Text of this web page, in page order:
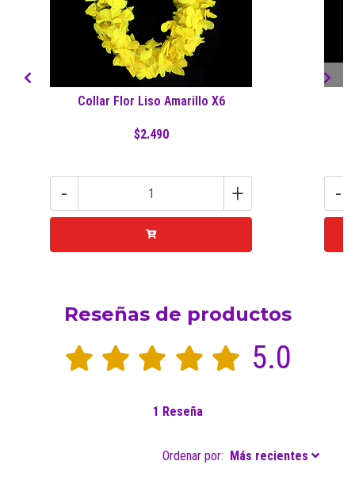
Collar Flor Liso Amarillo X6
$2.490
- + -
Reseñas de productos
5.0
1 Reseña
Ordenar por: Más recientes